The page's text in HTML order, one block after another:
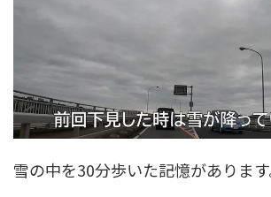
雪の中を30分歩いた記憶があります